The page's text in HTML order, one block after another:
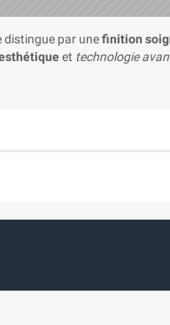
distingue par unefinition
et technologie